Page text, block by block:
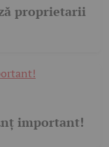
proprietarii
important!